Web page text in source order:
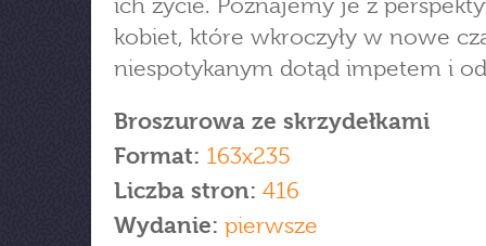
ich życie. Poznajemy je z
kobiet, które wkroczyły w nowe
niespotykanym dotąd impetem i
Broszurowa ze skrzydełkami
Format: 163x235
Liczba stron: 416
Wydanie: pierwsze